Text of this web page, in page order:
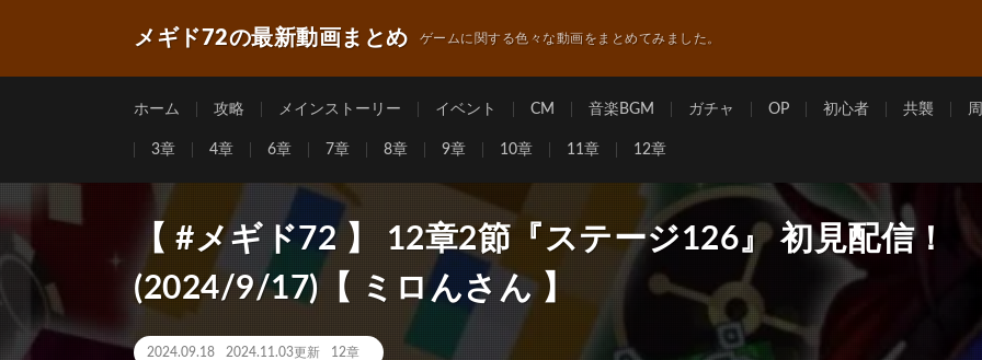
メギド72の最新動画まとめ ゲームに関する色々な動画をまとめてみました。
ホーム 攻略 メインストーリー イベント CM 音楽BGM ガチャ OP 初心者 共襲
3章 4章 6章 7章 8章 9章 10章 11章 12章
【 #メギド72 】 12章2節『ステージ126』 初見配信！
(2024/9/17)【 ミロんさん 】
2024.09.18 2024.11.03更新 12章